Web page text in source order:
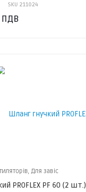
SKU 211024
ПДВ
Для завіс
PROFLEX PF 60 (2 шт.)